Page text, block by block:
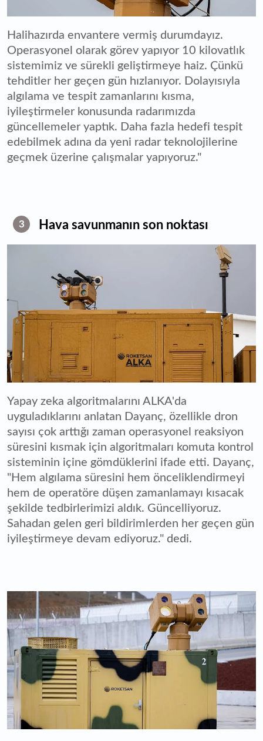
Halihazırda envantere vermiş durumdayız.
Operasyonel olarak görev yapıyor 10 kilovatlık
sistemimiz ve sürekli geliştirmeye haiz. Çünkü
tehditler her geçen gün hızlanıyor. Dolayısıyla
algılama ve tespit zamanlarını kısma,
iyileştirmeler konusunda radarımızda
güncellemeler yaptık. Daha fazla hedefi tespit
edebilmek adına da yeni radar teknolojilerine
geçmek üzerine çalışmalar yapıyoruz."
3 ⁠Hava savunmanın son noktası
Yapay zeka algoritmalarını ALKA'da
uyguladıklarını anlatan Dayanç, özellikle dron
sayısı çok arttığı zaman operasyonel reaksiyon
süresini kısmak için algoritmaları komuta kontrol
sisteminin içine gömdüklerini ifade etti. Dayanç,
"Hem algılama süresini hem önceliklendirmeyi
hem de operatöre düşen zamanlamayı kısacak
şekilde tedbirlerimizi aldık. Güncelliyoruz.
Sahadan gelen geri bildirimlerden her geçen gün
iyileştirmeye devam ediyoruz." dedi.